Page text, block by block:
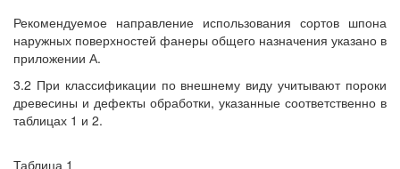
Рекомендуемое направление использования сортов шпона
наружных поверхностей фанеры общего назначения указано в
приложении А.
3.2 При классификации по внешнему виду учитывают пороки
древесины и дефекты обработки, указанные соответственно в
таблицах 1 и 2.
Таблица 1